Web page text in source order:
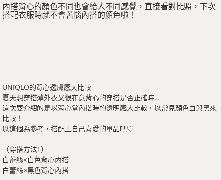
內搭背心的顏色不同也會給人不同感覺，直接看對比照，下次
搭配衣服時就不會苦惱內搭的顏色啦！
UNIQLO的背心透膚感大比較
夏天想穿搭薄外衣又很在意背心的穿搭是否正確時…
這次要介紹的是以背心當內搭時的透明感大比較，以常見顏色白與黑來
比較！
以這個為參考，搭配上自己喜愛的單品吧♡
（穿搭方法1）
白蕾絲×白色背心內搭
白蕾絲×黑色背心內搭